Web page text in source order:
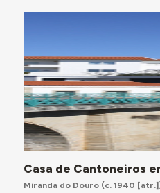
Casa de Cantoneiros
Miranda do Douro(c. 1940